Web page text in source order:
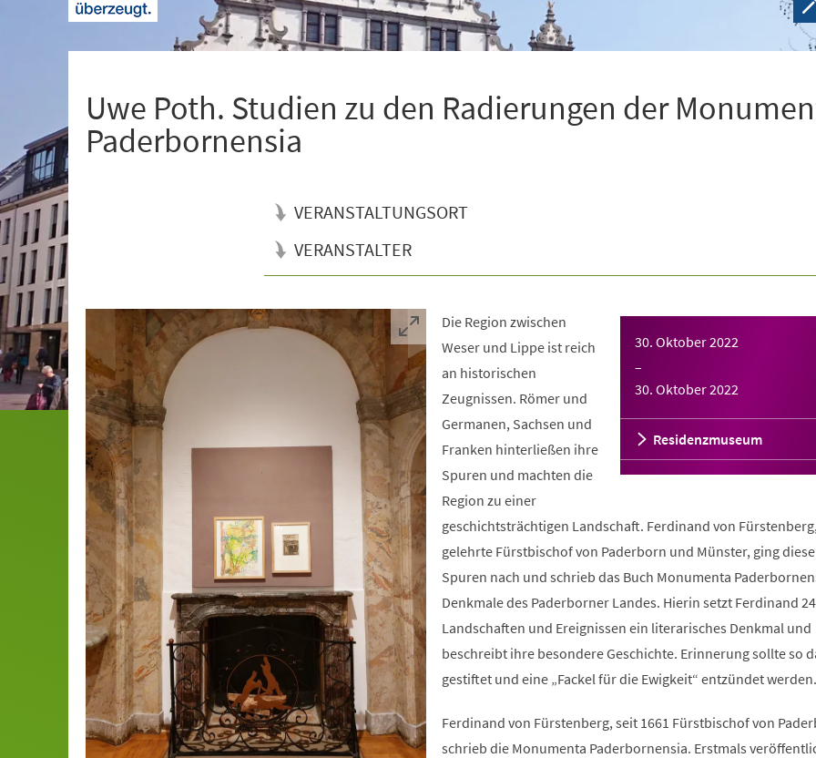
Uwe Poth. Studien zu den Radierungen der
Paderbornensia
VERANSTALTUNGSORT
VERANSTALTER
Veranstaltungsinformationen
30. Oktober 2022
–
30. Oktober 2022
Residenzmuseum
Die Region zwischen
Weser und Lippe ist reich
an historischen
Zeugnissen. Römer und
Germanen, Sachsen und
Franken hinterließen ihre
Spuren und machten die
Region zu einer
geschichtsträchtigen Landschaft. Ferdinand von
gelehrte Fürstbischof von Paderborn und Münster, ging
Spuren nach und schrieb das Buch Monumenta
Denkmale des Paderborner Landes. Hierin setzt Ferdinand
Landschaften und Ereignissen ein literarisches Denkmal und
beschreibt ihre besondere Geschichte. Erinnerung sollte so
gestiftet und eine „Fackel für die Ewigkeit“ entzündet
Ferdinand von Fürstenberg, seit 1661 Fürstbischof von
schrieb die Monumenta Paderbornensia. Erstmals